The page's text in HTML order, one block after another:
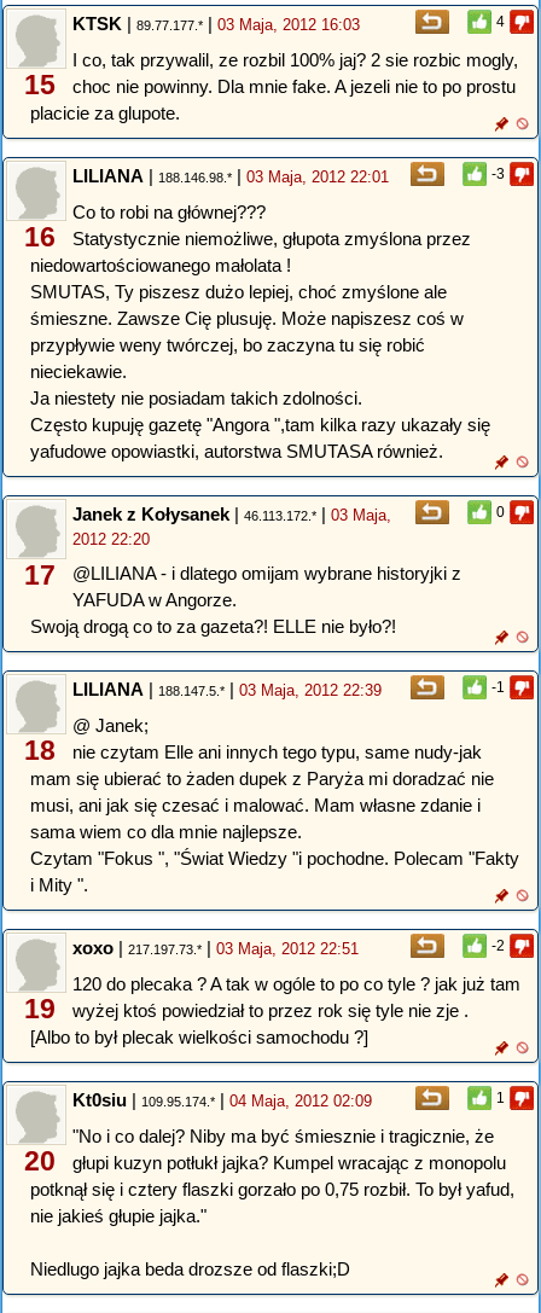
4
15
KTSK | 89.77.177.* | 03 Maja, 2012 16:03
I co, tak przywalil, ze rozbil 100% jaj? 2 sie rozbic mogly,
choc nie powinny. Dla mnie fake. A jezeli nie to po prostu
placicie za glupote.
-3
16
LILIANA | 188.146.98.* | 03 Maja, 2012 22:01
Co to robi na głównej???
Statystycznie niemożliwe, głupota zmyślona przez
niedowartościowanego małolata !
SMUTAS, Ty piszesz dużo lepiej, choć zmyślone ale
śmieszne. Zawsze Cię plusuję. Może napiszesz coś w
przypływie weny twórczej, bo zaczyna tu się robić
nieciekawie.
Ja niestety nie posiadam takich zdolności.
Często kupuję gazetę "Angora ",tam kilka razy ukazały się
yafudowe opowiastki, autorstwa SMUTASA również.
0
17
Janek z Kołysanek | 46.113.172.* | 03 Maja,
2012 22:20
@LILIANA - i dlatego omijam wybrane historyjki z
YAFUDA w Angorze.
Swoją drogą co to za gazeta?! ELLE nie było?!
-1
18
LILIANA | 188.147.5.* | 03 Maja, 2012 22:39
@ Janek;
nie czytam Elle ani innych tego typu, same nudy-jak
mam się ubierać to żaden dupek z Paryża mi doradzać nie
musi, ani jak się czesać i malować. Mam własne zdanie i
sama wiem co dla mnie najlepsze.
Czytam "Fokus ", "Świat Wiedzy "i pochodne. Polecam "Fakty
i Mity ".
-2
19
xoxo | 217.197.73.* | 03 Maja, 2012 22:51
120 do plecaka ? A tak w ogóle to po co tyle ? jak już tam
wyżej ktoś powiedział to przez rok się tyle nie zje .
[Albo to był plecak wielkości samochodu ?]
1
20
Kt0siu | 109.95.174.* | 04 Maja, 2012 02:09
"No i co dalej? Niby ma być śmiesznie i tragicznie, że
głupi kuzyn potłukł jajka? Kumpel wracając z monopolu
potknął się i cztery flaszki gorzało po 0,75 rozbił. To był yafud,
nie jakieś głupie jajka."
Niedlugo jajka beda drozsze od flaszki;D